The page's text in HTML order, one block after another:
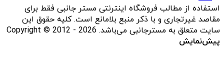
استفاده از مطالب فروشگاه اینترنتی مستر جانبی فقط برای
مقاصد غیرتجاری و با ذکر منبع بلامانع است. کلیه حقوق این
سایت متعلق به مسترجانبی می‌باشد. Copyright © 2012 - 2026
پیش‌نمایش